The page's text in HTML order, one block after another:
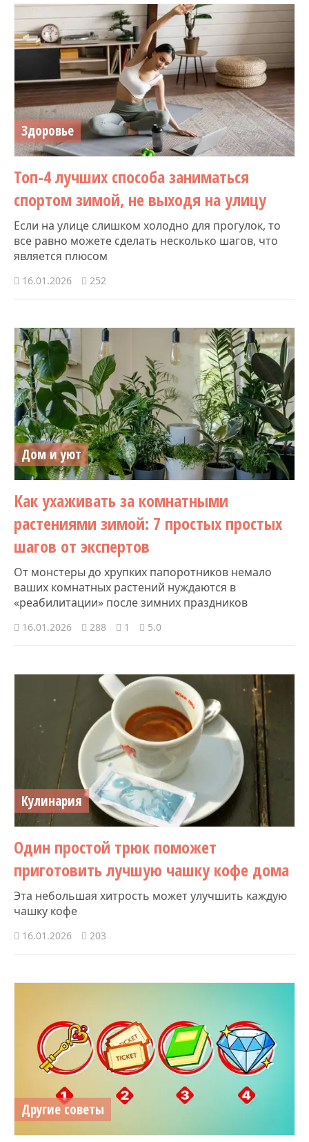
Здоровье
Топ-4 лучших способа заниматься
спортом зимой, не выходя на улицу
Если на улице слишком холодно для прогулок, то
все равно можете сделать несколько шагов, что
является плюсом
16.01.2026 252
Дом и уют
Как ухаживать за комнатными
растениями зимой: 7 простых простых
шагов от экспертов
От монстеры до хрупких папоротников немало
ваших комнатных растений нуждаются в
«реабилитации» после зимних праздников
16.01.2026 288 1 5.0
Кулинария
Один простой трюк поможет
приготовить лучшую чашку кофе дома
Эта небольшая хитрость может улучшить каждую
чашку кофе
16.01.2026 203
Другие советы